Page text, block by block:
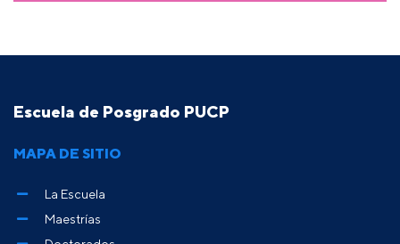
Escuela de Posgrado PUCP
MAPA DE SITIO
La Escuela
Maestrías